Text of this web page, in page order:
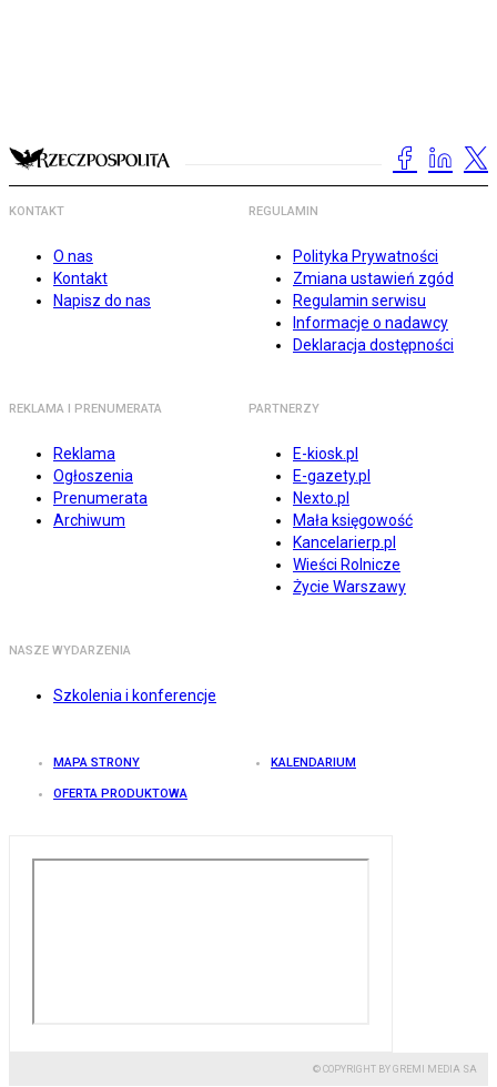
KONTAKT
O nas
Kontakt
Napisz do nas
REGULAMIN
Polityka Prywatności
Zmiana ustawień zgód
Regulamin serwisu
Informacje o nadawcy
Deklaracja dostępności
REKLAMA I PRENUMERATA
Reklama
Ogłoszenia
Prenumerata
Archiwum
PARTNERZY
E-kiosk.pl
E-gazety.pl
Nexto.pl
Mała księgowość
Kancelarierp.pl
Wieści Rolnicze
Życie Warszawy
NASZE WYDARZENIA
Szkolenia i konferencje
MAPA STRONY KALENDARIUM
OFERTA PRODUKTOWA
© COPYRIGHT BY GREMI MEDIA SA